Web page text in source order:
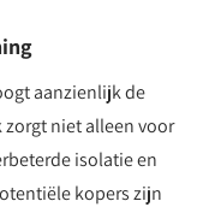
aanzienlijk de
zorgt niet alleen voor
isolatie en
kopers zijn